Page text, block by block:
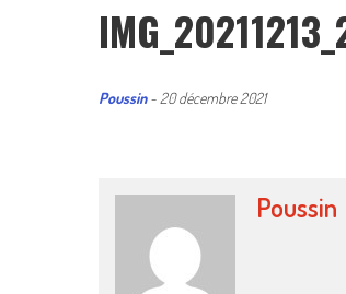
Poussin - 20 décembre 2021
Poussin